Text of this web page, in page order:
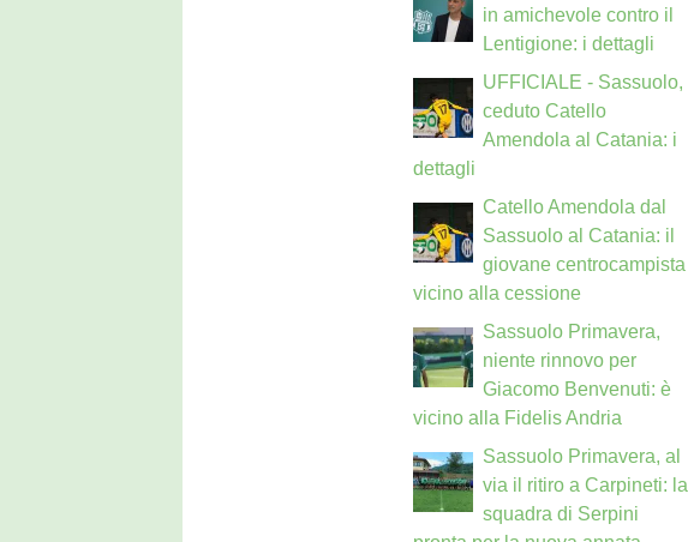
in amichevole contro il
Lentigione: i dettagli
UFFICIALE - Sassuolo,
ceduto Catello
Amendola al Catania: i
dettagli
Catello Amendola dal
Sassuolo al Catania: il
giovane centrocampista
vicino alla cessione
Sassuolo Primavera,
niente rinnovo per
Giacomo Benvenuti: è
vicino alla Fidelis Andria
Sassuolo Primavera, al
via il ritiro a Carpineti: la
squadra di Serpini